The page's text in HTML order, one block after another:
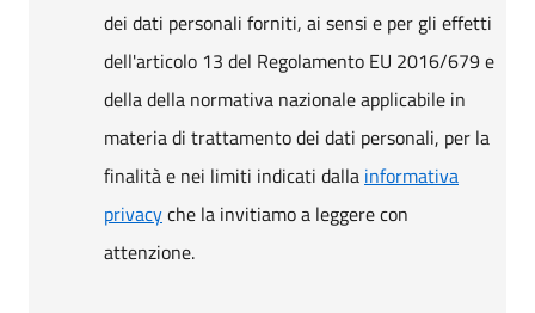
dei dati personali forniti, ai sensi e per gli effetti
dell'articolo 13 del Regolamento EU 2016/679 e
della della normativa nazionale applicabile in
materia di trattamento dei dati personali, per la
finalità e nei limiti indicati dalla informativa
privacyche la invitiamo a leggere con
attenzione.